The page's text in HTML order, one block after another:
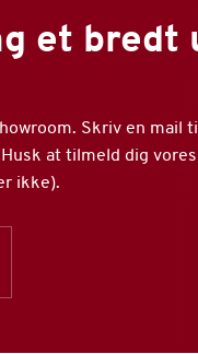
et bredt
Skriv en mail til
at tilmeld dig
ikke).